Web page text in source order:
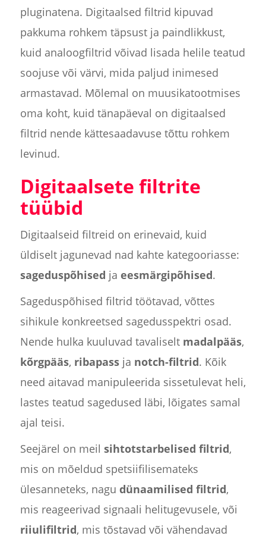
pluginatena. Digitaalsed filtrid kipuvad
pakkuma rohkem täpsust ja paindlikkust,
kuid analoogfiltrid võivad lisada helile teatud
soojuse või värvi, mida paljud inimesed
armastavad. Mõlemal on muusikatootmises
oma koht, kuid tänapäeval on digitaalsed
filtrid nende kättesaadavuse tõttu rohkem
levinud.
Digitaalsete filtrite
tüübid
Digitaalseid filtreid on erinevaid, kuid
üldiselt jagunevad nad kahte kategooriasse:
sageduspõhised ja eesmärgipõhised.
Sageduspõhised filtrid töötavad, võttes
sihikule konkreetsed sagedusspektri osad.
Nende hulka kuuluvad tavaliselt madalpääs,
kõrgpääs, ribapassja notch-filtrid. Kõik
need aitavad manipuleerida sissetulevat heli,
lastes teatud sagedused läbi, lõigates samal
ajal teisi.
Seejärel on meil sihtotstarbelised filtrid,
mis on mõeldud spetsiifilisemateks
ülesanneteks, nagu dünaamilised filtrid,
mis reageerivad signaali helitugevusele, või
riiulifiltrid, mis tõstavad või vähendavad